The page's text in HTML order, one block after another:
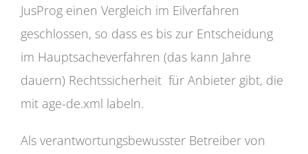
JusProg einen Vergleich im Eilverfahren
geschlossen, so dass es bis zur Entscheidung
im Hauptsacheverfahren (das kann Jahre
dauern) Rechtssicherheit für Anbieter gibt, die
mit age-de.xml labeln.
Als verantwortungsbewusster Betreiber von